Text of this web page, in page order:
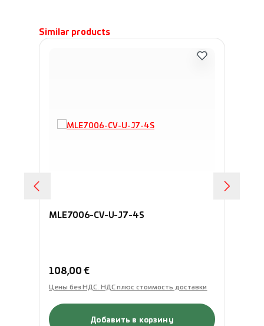
Пропустить галерею продуктов
Similar products
MLE7006-CV-U-J7-4S
Обычная цена:
108,00 €
Цены без НДС. НДС плюс стоимость доставки
Добавить в корзину